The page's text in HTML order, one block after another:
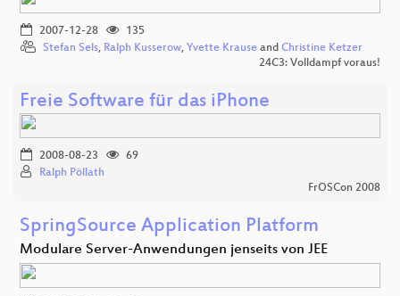
2007-12-28
135
Stefan Sels, Ralph Kusserow, Yvette Krause and Christine Ketzer
24C3: Volldampf voraus!
Freie Software für das iPhone
2008-08-23
69
Ralph Pöllath
FrOSCon 2008
SpringSource Application Platform
Modulare Server-Anwendungen jenseits von JEE